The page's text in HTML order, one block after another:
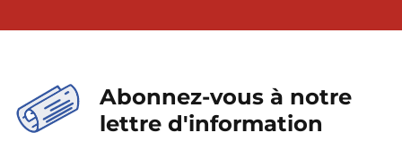
Abonnez-vous à notre
lettre d'information